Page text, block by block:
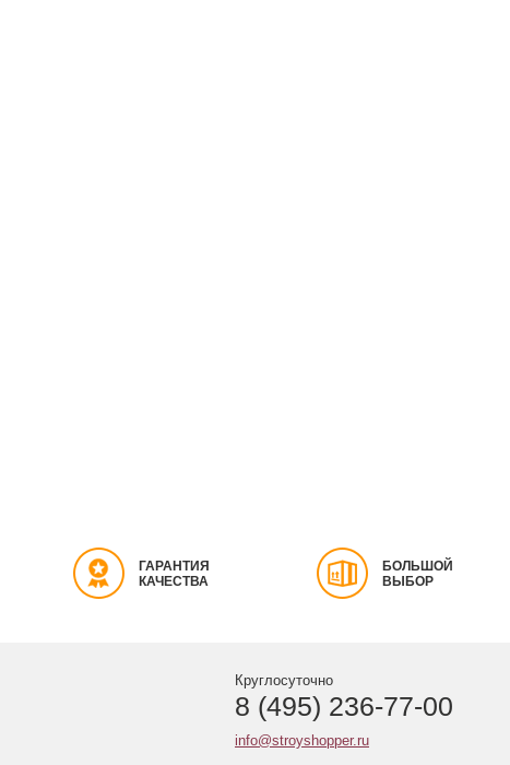
ГАРАНТИЯ
КАЧЕСТВА
БОЛЬШОЙ
ВЫБОР
Круглосуточно
8 (495) 236-77-00
info@stroyshopper.ru